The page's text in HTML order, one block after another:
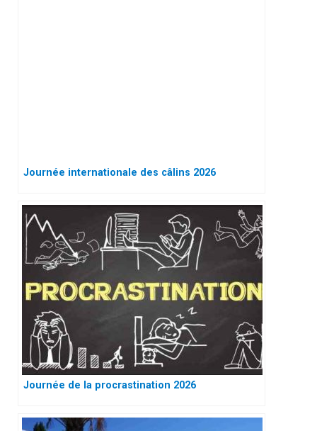
Journée internationale des câlins 2026
Journée de la procrastination 2026